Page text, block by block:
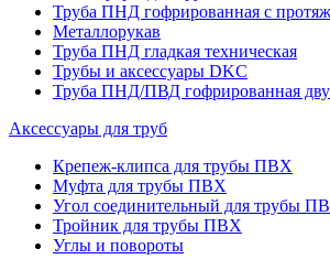
Труба ПНД гофрированная с
Металлорукав
Труба ПНД гладкая техническая
Трубы и аксессуары DKC
Труба ПНД/ПВД гофрированная
Аксессуары для труб
Крепеж-клипса для трубы ПВХ
Муфта для трубы ПВХ
Угол соединительный для трубы
Тройник для трубы ПВХ
Углы и повороты